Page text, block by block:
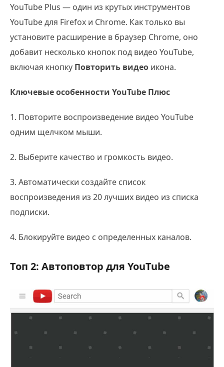
YouTube Plus — один из крутых инструментов
YouTube для Firefox и Chrome. Как только вы
установите расширение в браузер Chrome, оно
добавит несколько кнопок под видео YouTube,
включая кнопку Повторить видео икона.
Ключевые особенности YouTube Плюс
1. Повторите воспроизведение видео YouTube
одним щелчком мыши.
2. Выберите качество и громкость видео.
3. Автоматически создайте список
воспроизведения из 20 лучших видео из списка
подписки.
4. Блокируйте видео с определенных каналов.
Топ 2: Автоповтор для YouTube